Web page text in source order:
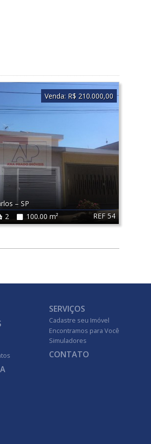
REF 54
–SP
2 100.00 m²
Venda: R$ 210.000,00
SERVIÇOS
Cadastre seu Imóvel
Encontramos para Você
Simuladores
CONTATO